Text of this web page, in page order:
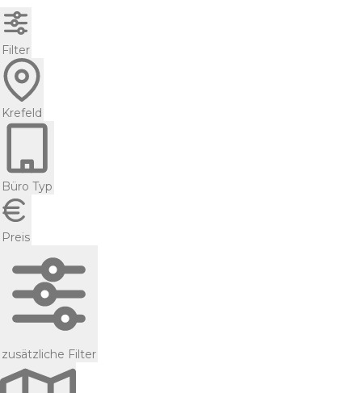
Filter
Krefeld
Büro Typ
Preis
zusätzliche Filter